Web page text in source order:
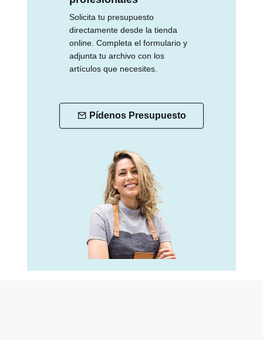
Solicita tu presupuesto
directamente desde la tienda
online. Completa el formulario y
adjunta tu archivo con los
artículos que necesites.
Pídenos Presupuesto